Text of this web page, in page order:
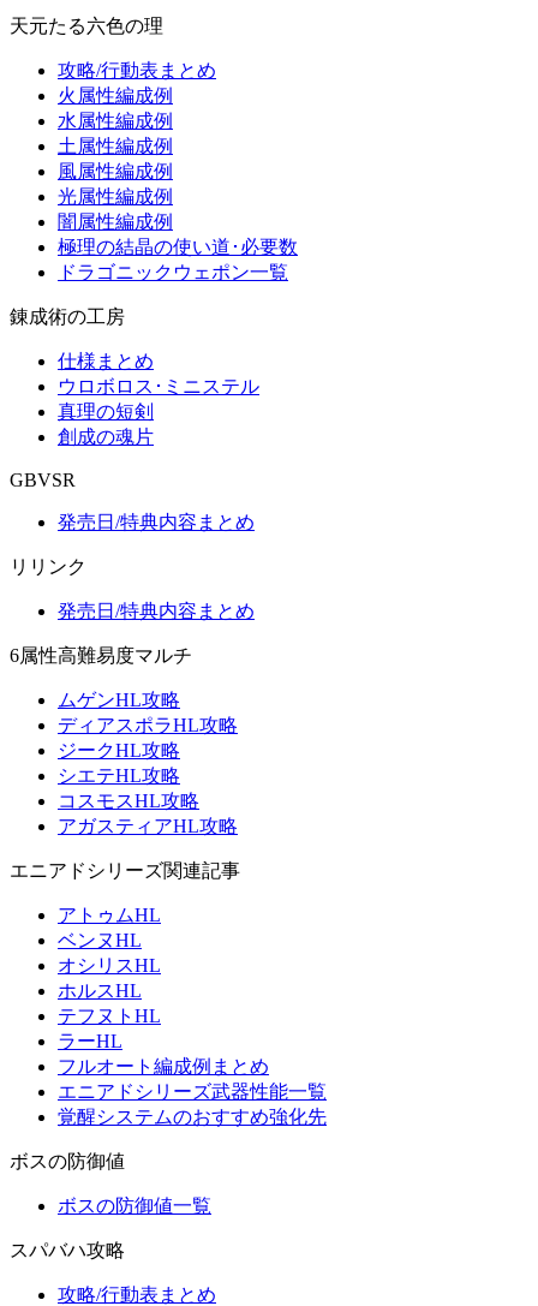
天元たる六色の理
攻略/行動表まとめ
火属性編成例
水属性編成例
土属性編成例
風属性編成例
光属性編成例
闇属性編成例
極理の結晶の使い道･必要数
ドラゴニックウェポン一覧
錬成術の工房
仕様まとめ
ウロボロス･ミニステル
真理の短剣
創成の魂片
GBVSR
発売日/特典内容まとめ
リリンク
発売日/特典内容まとめ
6属性高難易度マルチ
ムゲンHL攻略
ディアスポラHL攻略
ジークHL攻略
シエテHL攻略
コスモスHL攻略
アガスティアHL攻略
エニアドシリーズ関連記事
アトゥムHL
ベンヌHL
オシリスHL
ホルスHL
テフヌトHL
ラーHL
フルオート編成例まとめ
エニアドシリーズ武器性能一覧
覚醒システムのおすすめ強化先
ボスの防御値
ボスの防御値一覧
スパバハ攻略
攻略/行動表まとめ